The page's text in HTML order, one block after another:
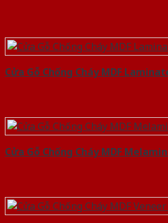
Cửa Gỗ Chống Cháy MDF
Cửa Gỗ Chống Cháy MDF